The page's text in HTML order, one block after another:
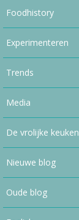
Foodhistory
Experimenteren
Trends
Media
De vrolijke keuken
Nieuwe blog
Oude blog